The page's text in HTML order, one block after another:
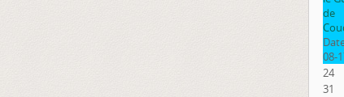
de
08-
24
31